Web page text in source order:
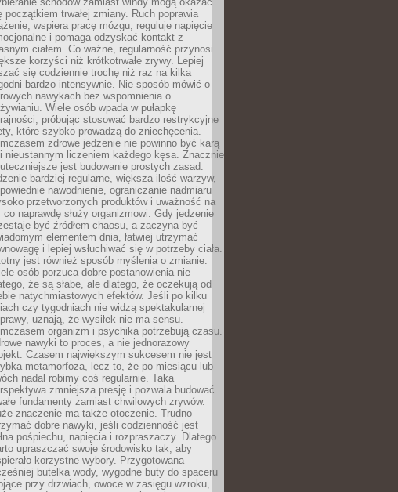
początkiem trwałej zmiany. Ruch poprawia
wspiera pracę mózgu, reguluje napięcie
i pomaga odzyskać kontakt z
ciałem. Co ważne, regularność przynosi
korzyści niż krótkotrwałe zrywy. Lepiej
się codziennie trochę niż raz na kilka
bardzo intensywnie. Nie sposób mówić o
nawykach bez wspomnienia o
Wiele osób wpada w pułapkę
próbując stosować bardzo restrykcyjne
które szybko prowadzą do zniechęcenia.
zdrowe jedzenie nie powinno być karą
nieustannym liczeniem każdego kęsa. Znacznie
jest budowanie prostych zasad:
bardziej regularne, większa ilość warzyw,
nawodnienie, ograniczanie nadmiaru
przetworzonych produktów i uważność na
co naprawdę służy organizmowi. Gdy jedzenie
być źródłem chaosu, a zaczyna być
elementem dnia, łatwiej utrzymać
i lepiej wsłuchiwać się w potrzeby ciała.
jest również sposób myślenia o zmianie.
osób porzuca dobre postanowienia nie
że są słabe, ale dlatego, że oczekują od
natychmiastowych efektów. Jeśli po kilku
czy tygodniach nie widzą spektakularnej
uznają, że wysiłek nie ma sensu.
organizm i psychika potrzebują czasu.
nawyki to proces, a nie jednorazowy
Czasem największym sukcesem nie jest
metamorfoza, lecz to, że po miesiącu lub
nadal robimy coś regularnie. Taka
zmniejsza presję i pozwala budować
fundamenty zamiast chwilowych zrywów.
znaczenie ma także otoczenie. Trudno
dobre nawyki, jeśli codzienność jest
pośpiechu, napięcia i rozpraszaczy. Dlatego
upraszczać swoje środowisko tak, aby
korzystne wybory. Przygotowana
butelka wody, wygodne buty do spaceru
przy drzwiach, owoce w zasięgu wzroku,